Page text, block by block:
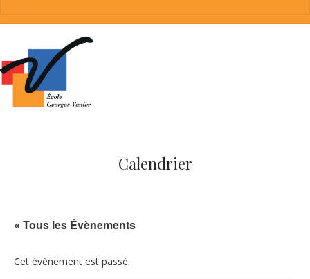
Calendrier
« Tous les Évènements
Cet évènement est passé.